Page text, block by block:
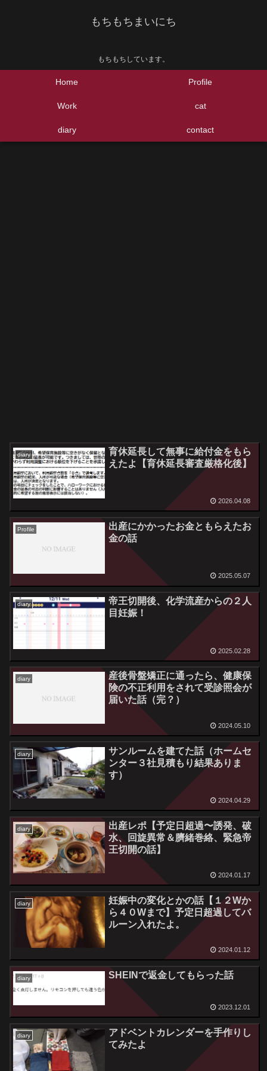
もちもちまいにち
もちもちしています。
Home Profile
Work cat
diary contact
diary
育休延長して無事に給付金をもら
えたよ【育休延長審査厳格化後】
2026.04.08
Profile
出産にかかったお金ともらえたお
金の話
2025.05.07
diary
帝王切開後、化学流産からの２人
目妊娠！
2025.02.28
diary
産後骨盤矯正に通ったら、健康保
険の不正利用をされて受診照会が
届いた話（完？）
2024.05.10
diary
サンルームを建てた話（ホームセ
ンター３社見積もり結果ありま
す）
2024.04.29
diary
出産レポ【予定日超過〜誘発、破
水、回旋異常＆臍緒巻絡、緊急帝
王切開の話】
2024.01.17
diary
妊娠中の変化とかの話【１２Wか
ら４０Wまで】予定日超過してバ
ルーン入れたよ。
2024.01.12
diary SHEINで返金してもらった話
2023.12.01
diary
アドベントカレンダーを手作りし
てみたよ